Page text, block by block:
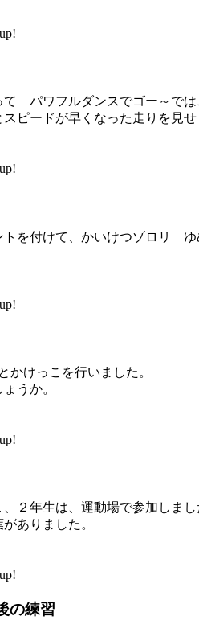
ワフルダンスでゴー～では
ピードが早くなった走りを見せ
を付けて、かいけつゾロリ ゆ
けっこを行いました。
うか。
２年生は、運動場で参加しまし
ありました。
の練習